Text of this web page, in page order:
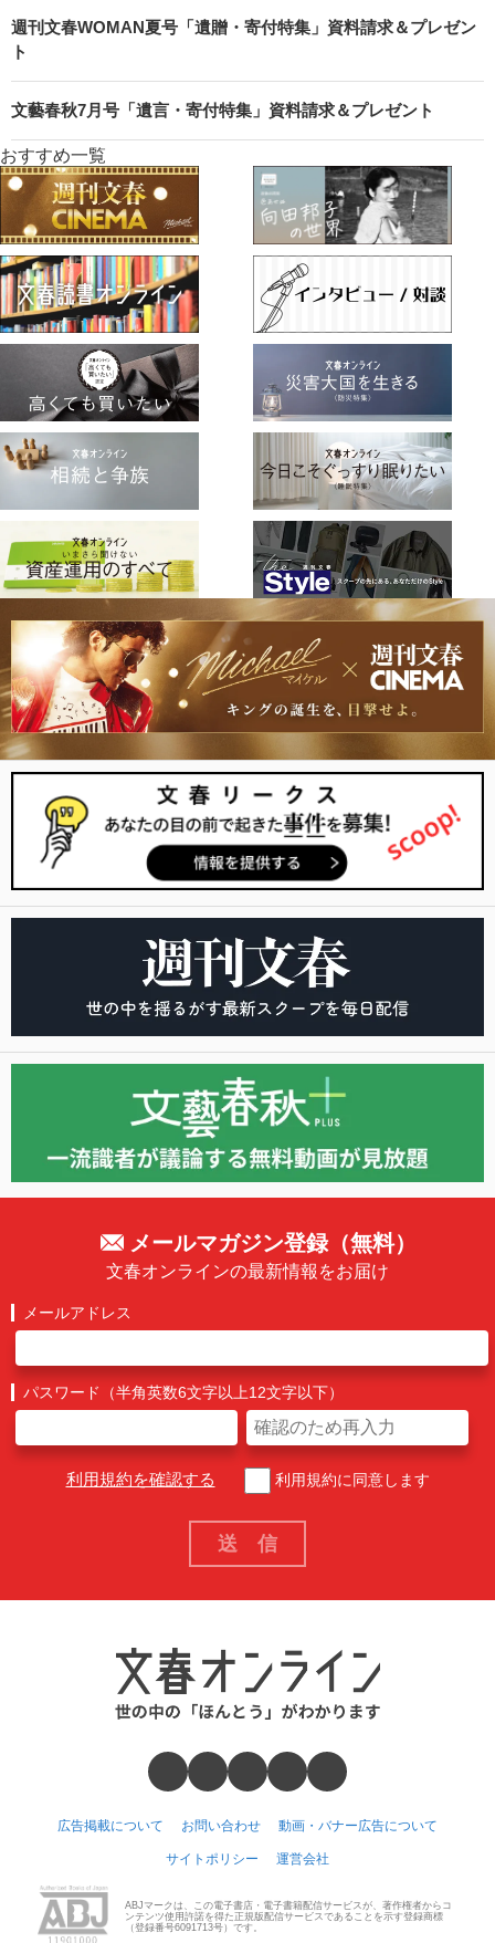
週刊文春WOMAN夏号「遺贈・寄付特集」資料請求＆プレゼン
ト
文藝春秋7月号「遺言・寄付特集」資料請求＆プレゼント
おすすめ一覧
メールマガジン登録（無料）
文春オンラインの最新情報をお届け
メールアドレス
パスワード（半角英数6文字以上12文字以下）
利用規約を確認する 利用規約に同意します
広告掲載について お問い合わせ 動画・バナー広告について
サイトポリシー 運営会社
ABJマークは、この電子書店・電子書籍配信サービスが、著作権者からコ
ンテンツ使用許諾を得た正規版配信サービスであることを示す登録商標
（登録番号6091713号）です。